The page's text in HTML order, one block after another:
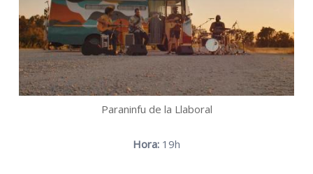
Paraninfu de la Llaboral
Hora: 19h